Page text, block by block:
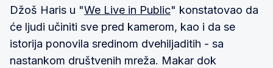
Džoš Haris u "We Live in Public" konstatovao da
će ljudi učiniti sve pred kamerom, kao i da se
istorija ponovila sredinom dvehiljaditih - sa
nastankom društvenih mreža. Makar dok